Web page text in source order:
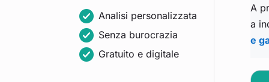
Analisi personalizzata
Senza burocrazia
Gratuito e digitale
A
a
e